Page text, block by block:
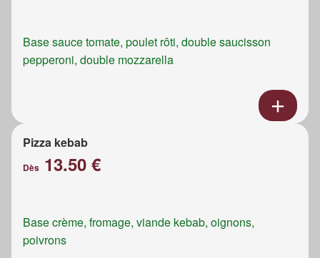
Base sauce tomate, poulet rôti, double saucisson
pepperoni, double mozzarella
Pizza kebab
Dès 13.50 €
Base crème, fromage, viande kebab, oignons,
poivrons